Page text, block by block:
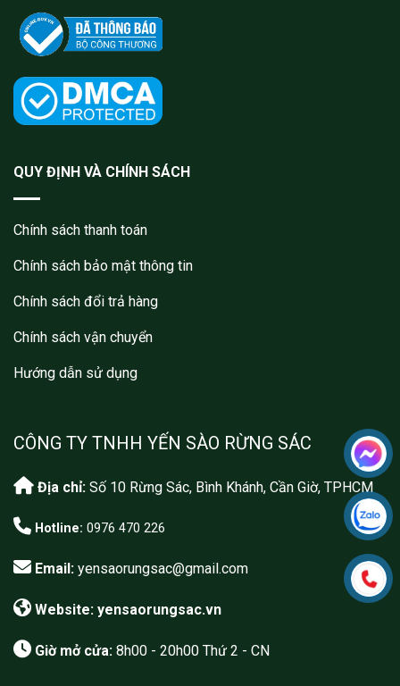
QUY ĐỊNH VÀ CHÍNH SÁCH
Chính sách thanh toán
Chính sách bảo mật thông tin
Chính sách đổi trả hàng
Chính sách vận chuyển
Hướng dẫn sử dụng
CÔNG TY TNHH YẾN SÀO RỪNG SÁC
Địa chỉ: Số 10 Rừng Sác, Bình Khánh, Cần Giờ, TPHCM
Hotline: 0976 470 226
Email: yensaorungsac@gmail.com
Website: yensaorungsac.vn
Giờ mở cửa: 8h00 - 20h00 Thứ 2 - CN